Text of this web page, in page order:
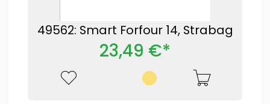
49562: Smart Forfour 14, Strabag
23,49 €*